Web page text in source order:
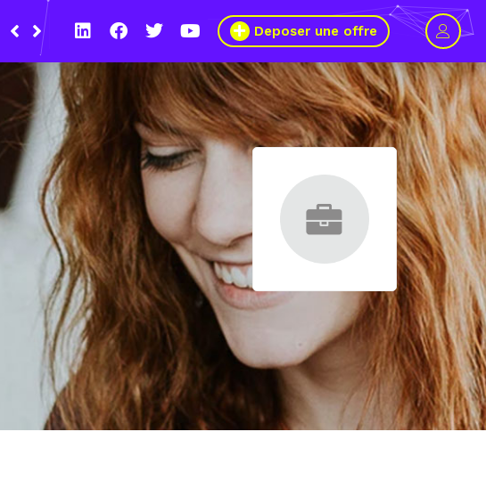
Du 8 au 11 mars 2021, le Wagon Marseille s’engage pour plus de mixité dans
les métiers du numérique
Deposer une offre